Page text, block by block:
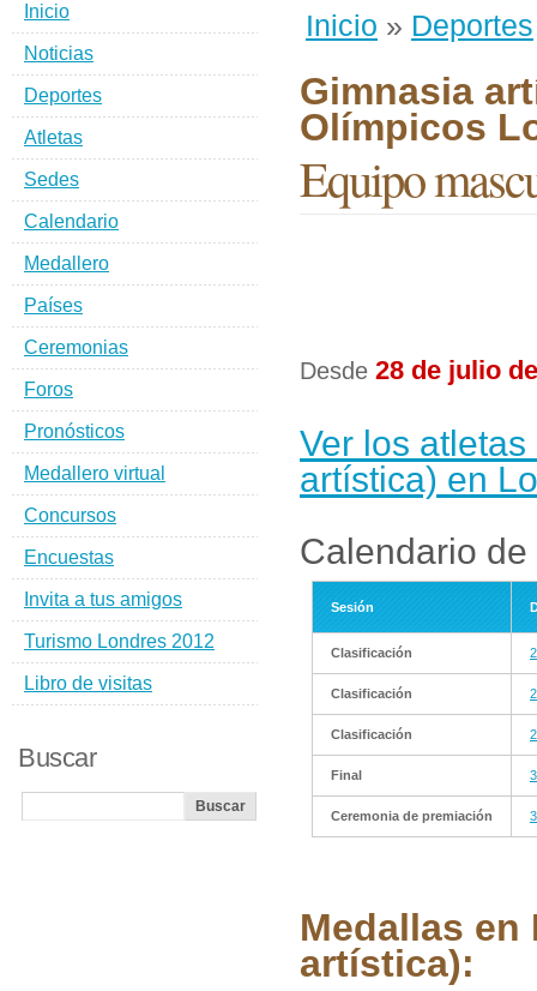
Inicio » Deportes
Gimnasia
Olímpicos
Equipo
Desde 28 de julio
Ver los
artística) en
Calendario
Sesión
Clasificación
Clasificación
Clasificación
Final
Ceremonia de premiación
Medallas
artística):
Inicio
Noticias
Deportes
Atletas
Sedes
Calendario
Medallero
Países
Ceremonias
Foros
Pronósticos
Medallero virtual
Concursos
Encuestas
Invita a tus amigos
Turismo Londres 2012
Libro de visitas
Buscar